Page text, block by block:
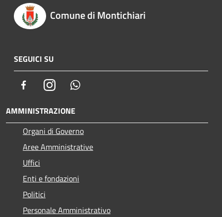
Comune di Montichiari
SEGUICI SU
FacebookInstagram
AMMINISTRAZIONE
Organi di Governo
Aree Amministrative
Uffici
Enti e fondazioni
Politici
Personale Amministrativo